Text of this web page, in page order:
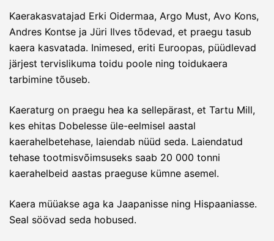
Kaerakasvatajad Erki Oidermaa, Argo Must, Avo Kons,
Andres Kontse ja Jüri Ilves tõdevad, et praegu tasub
kaera kasvatada. Inimesed, eriti Euroopas, püüdlevad
järjest tervislikuma toidu poole ning toidukaera
tarbimine tõuseb.
Kaeraturg on praegu hea ka sellepärast, et Tartu Mill,
kes ehitas Dobelesse üle-eelmisel aastal
kaerahelbetehase, laiendab nüüd seda. Laiendatud
tehase tootmisvõimsuseks saab 20 000 tonni
kaerahelbeid aastas praeguse kümne asemel.
Kaera müüakse aga ka Jaapanisse ning Hispaaniasse.
Seal söövad seda hobused.